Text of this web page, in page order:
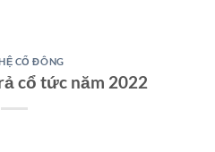
CỔ ĐÔNG
cổ tức năm 2022